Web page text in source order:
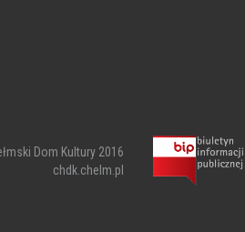
Dom Kultury 2016
chdk.chelm.pl